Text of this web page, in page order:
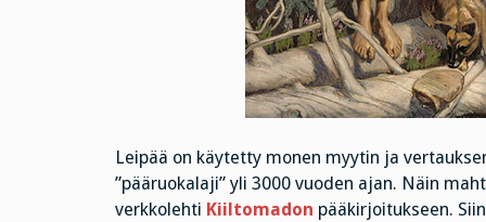
Leipää on käytetty monen myytin ja
”pääruokalaji” yli 3000 vuoden ajan. Näin
verkkolehti Kiiltomadon pääkirjoitukseen.